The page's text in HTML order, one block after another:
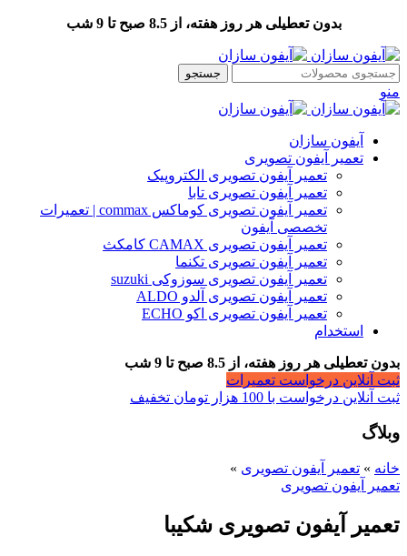
بدون تعطیلی هر روز هفته، از 8.5 صبح تا 9 شب
جستجو
منو
آیفون سازان
تعمیر آیفون تصویری
تعمیر آیفون تصویری الکتروپیک
تعمیر آیفون تصویری تابا
تعمیر آیفون تصویری کوماکس commax | تعمیرات
تخصصی آیفون
تعمیر آیفون تصویری CAMAX کامکث
تعمیر آیفون تصویری تکنما
تعمیر آیفون تصویری سوزوکی suzuki
تعمیر آیفون تصویری آلدو ALDO
تعمیر آیفون تصویری اکو ECHO
استخدام
بدون تعطیلی هر روز هفته، از 8.5 صبح تا 9 شب
ثبت آنلاین درخواست تعمیرات
ثبت آنلاین درخواست با 100 هزار تومان تخفیف
وبلاگ
خانه » تعمیر آیفون تصویری »
تعمیر آیفون تصویری
تعمیر آیفون تصویری شکیبا